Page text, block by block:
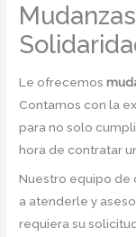
Le ofrecemos
Contamos con la
para no solo
hora de contratar
Nuestro equipo de
a atenderle y
requiera su